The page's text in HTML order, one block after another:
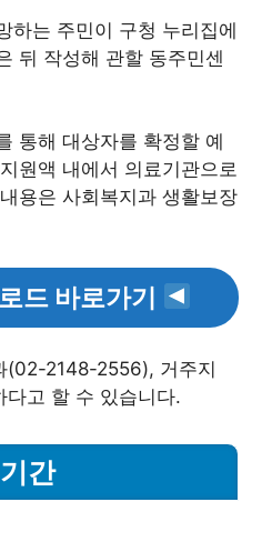
하는 주민이 구청 누리집에
뒤 작성해 관할 동주민센
통해 대상자를 확정할 예
원액 내에서 의료기관으로
용은 사회복지과 생활보장
드 바로가기
(02-2148-2556), 거주지
다고 할 수 있습니다.
간